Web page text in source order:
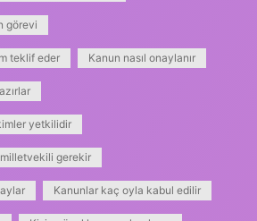
görevi
teklif eder Kanun nasıl onaylanır
yetkilidir
gerekir
Kanunlar kaç oyla kabul edilir